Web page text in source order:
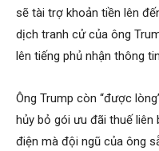
sẽ tài trợ khoản tiền lên
dịch tranh cử của ông
lên tiếng phủ nhận thông
Ông Trump còn “được
hủy bỏ gói ưu đãi thuế liên
điện mà đội ngũ của ông